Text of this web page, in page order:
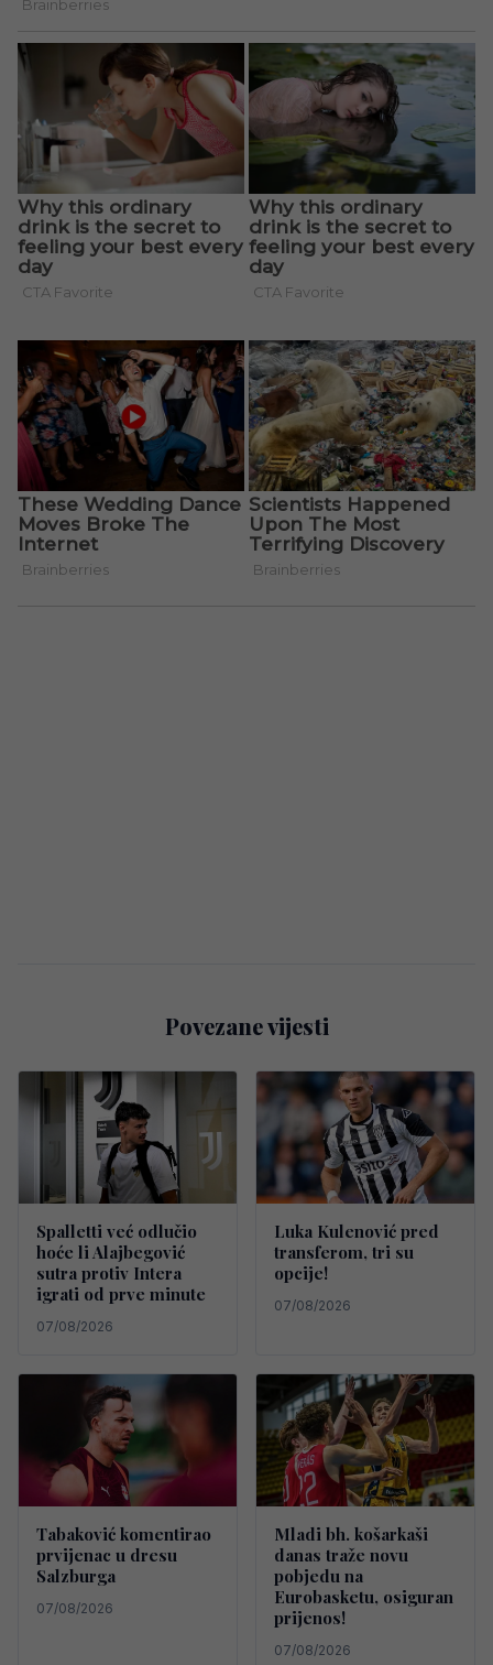
Povezane vijesti
Spalletti već odlučio
hoće li Alajbegović
sutra protiv Intera
igrati od prve minute
07/08/2026
Luka Kulenović pred
transferom, tri su
opcije!
07/08/2026
Tabaković komentirao
prvijenac u dresu
Salzburga
07/08/2026
Mladi bh. košarkaši
danas traže novu
pobjedu na
Eurobasketu, osiguran
prijenos!
07/08/2026